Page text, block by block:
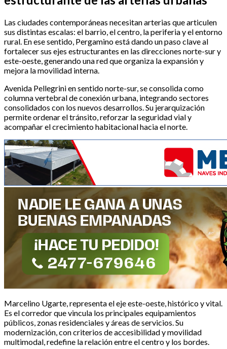
Las ciudades contemporáneas necesitan arterias que articulen
sus distintas escalas: el barrio, el centro, la periferia y el entorno
rural. En ese sentido, Pergamino está dando un paso clave al
fortalecer sus ejes estructurantes en las direcciones norte-sur y
este-oeste, generando una red que organiza la expansión y
mejora la movilidad interna.
Avenida Pellegrini en sentido norte-sur, se consolida como
columna vertebral de conexión urbana, integrando sectores
consolidados con los nuevos desarrollos. Su jerarquización
permite ordenar el tránsito, reforzar la seguridad vial y
acompañar el crecimiento habitacional hacia el norte.
Marcelino Ugarte, representa el eje este-oeste, histórico y vital.
Es el corredor que vincula los principales equipamientos
públicos, zonas residenciales y áreas de servicios. Su
modernización, con criterios de accesibilidad y movilidad
multimodal, redefine la relación entre el centro y los bordes.